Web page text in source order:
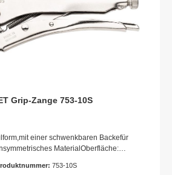
Grip-Zange 753-10S
einer schwenkbaren Backefür
MaterialOberfläche:
mmNetto-Gewicht (kg): 0.6 kgSpannbereich: 45 mm
753-10S